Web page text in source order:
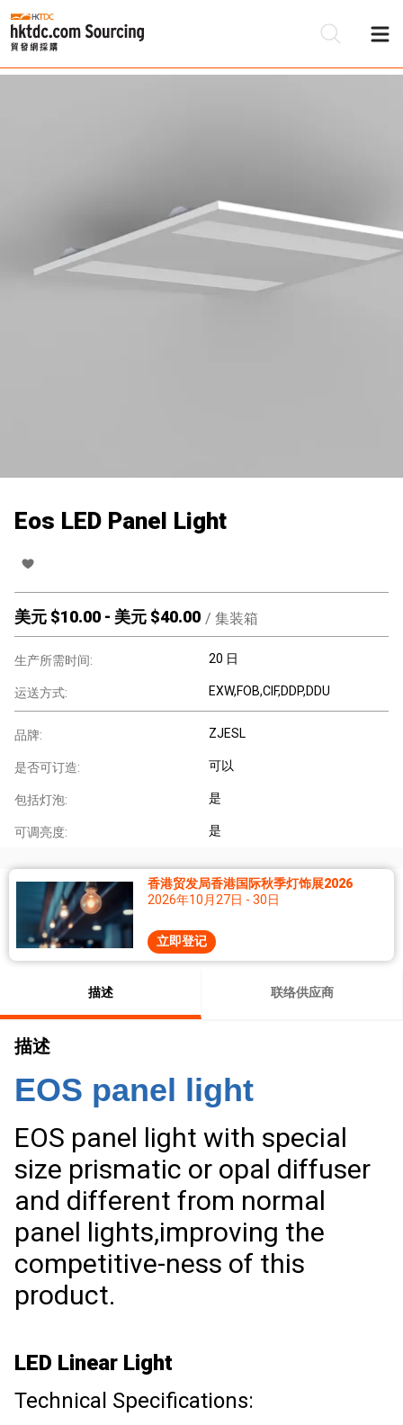
Eos LED Panel Light
美元 $10.00 - 美元 $40.00 / 集装箱
生产所需时间: 20 日
运送方式: EXW,FOB,CIF,DDP,DDU
品牌: ZJESL
是否可订造: 可以
包括灯泡: 是
可调亮度: 是
香港贸发局香港国际秋季灯饰展2026
2026年10月27日 - 30日
立即登记
描述 联络供应商
描述
EOS panel light
EOS panel light with special
size prismatic or opal diffuser
and different from normal
panel lights,improving the
competitive-ness of this
product.
LED Linear Light
Technical Specifications: